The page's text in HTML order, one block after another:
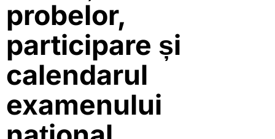
probelor,
participare și
calendarul
examenului